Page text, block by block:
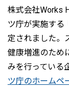
株式会社Works
ツ庁が実施する
定されました。
健康増進のため
みを行っている
ツ庁のホームペ